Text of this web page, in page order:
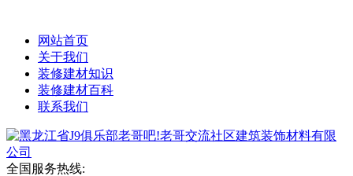
网站首页
关于我们
装修建材知识
装修建材百科
联系我们
全国服务热线: